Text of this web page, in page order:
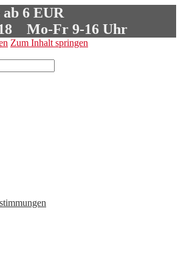
6 EUR
Mo-Fr 9-16 Uhr
Zum Inhalt springen